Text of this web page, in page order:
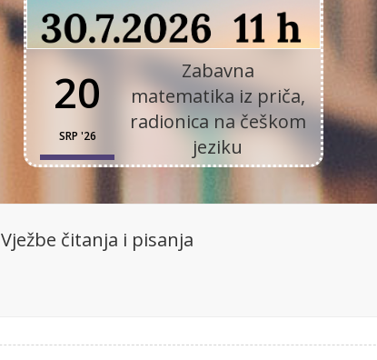
20
SRP '26
Zabavna
matematika iz priča,
radionica na češkom
jeziku
Vježbe čitanja i pisanja